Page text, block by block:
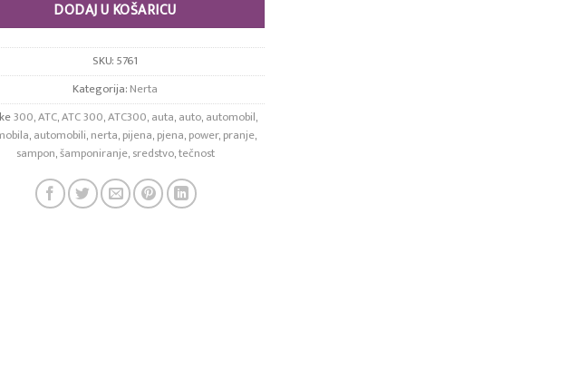
DODAJ U KOŠARICU
SKU:5761
Kategorija:Nerta
300,ATC,ATC 300,ATC300,auta,auto,automobil,
,automobili,nerta,pijena,pjena,power,pranje,
sampon,šamponiranje,sredstvo,tečnost